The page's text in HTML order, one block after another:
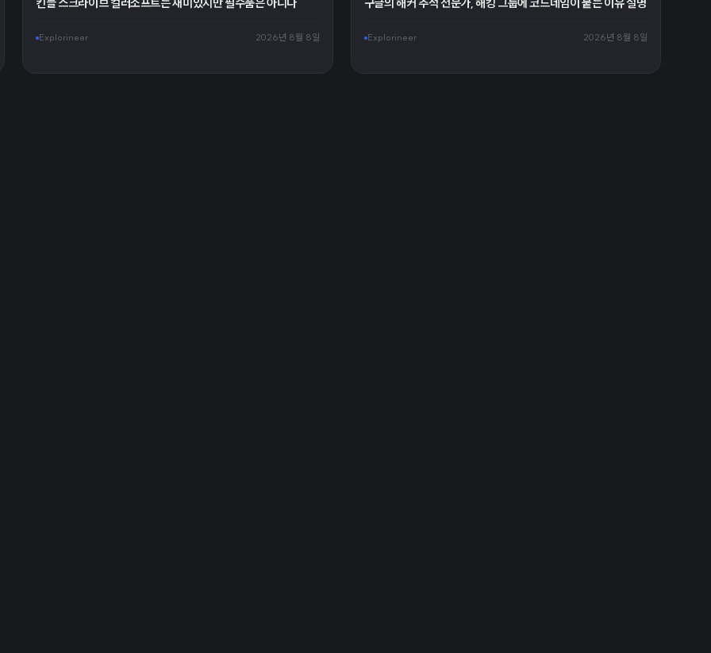
Explorineer 2026년 8월 8일 Explorineer 2026년 8월 8일